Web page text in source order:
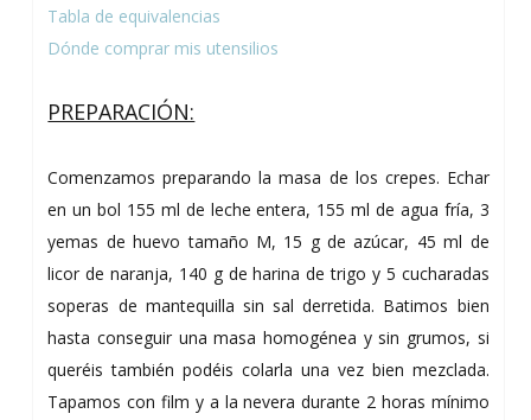
Tabla de equivalencias
Dónde comprar mis utensilios
PREPARACIÓN:
Comenzamos preparando la masa de los crepes. Echar
en un bol 155 ml de leche entera, 155 ml de agua fría, 3
yemas de huevo tamaño M, 15 g de azúcar, 45 ml de
licor de naranja, 140 g de harina de trigo y 5 cucharadas
soperas de mantequilla sin sal derretida. Batimos bien
hasta conseguir una masa homogénea y sin grumos, si
queréis también podéis colarla una vez bien mezclada.
Tapamos con film y a la nevera durante 2 horas mínimo